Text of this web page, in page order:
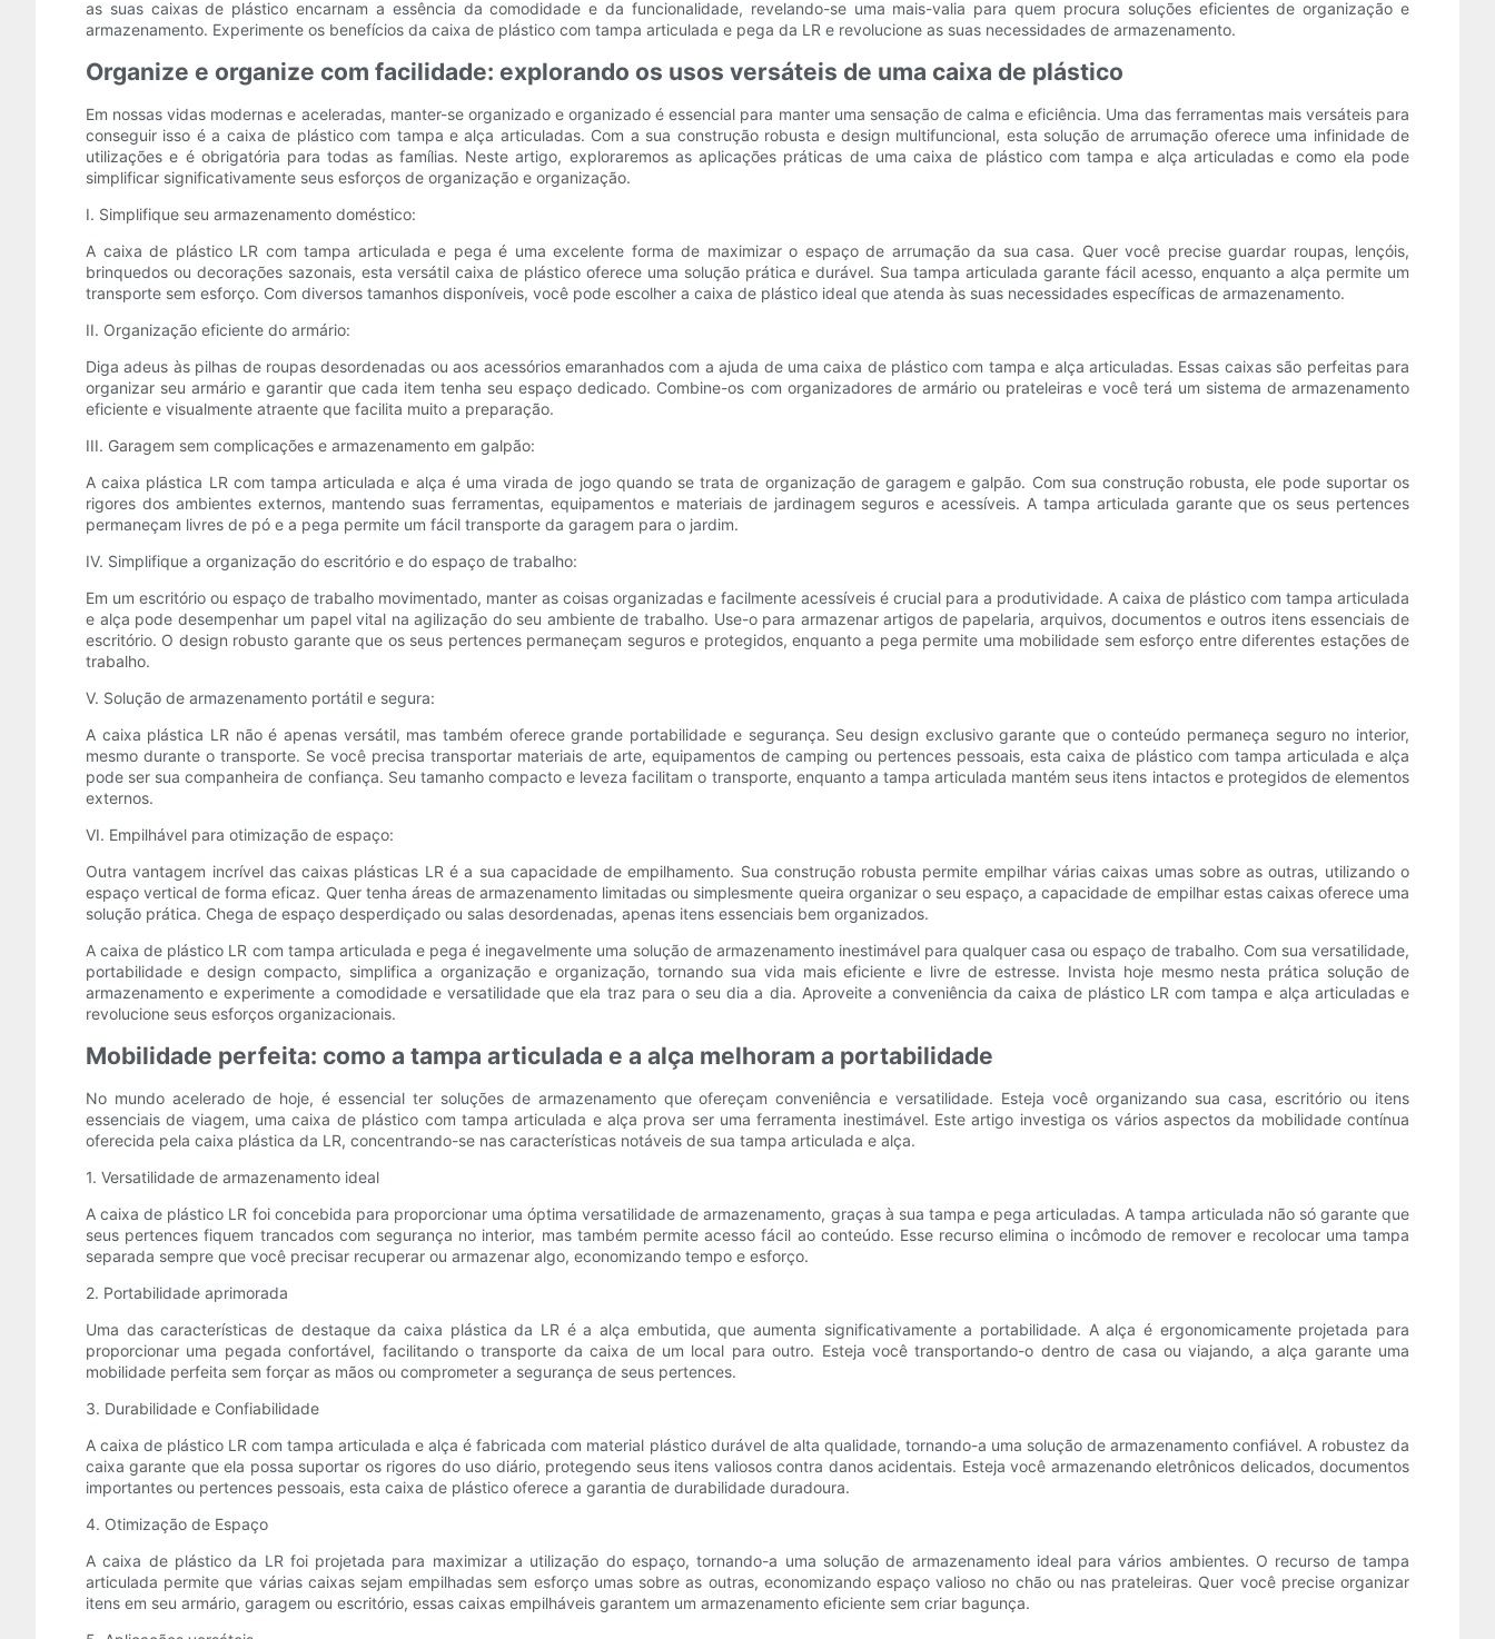
as suas caixas de plástico encarnam a essência da comodidade e da funcionalidade, revelando-se uma mais-valia para quem procura soluções eficientes de organização e
armazenamento. Experimente os benefícios da caixa de plástico com tampa articulada e pega da LR e revolucione as suas necessidades de armazenamento.
Organize e organize com facilidade: explorando os usos versáteis de uma caixa de plástico
Em nossas vidas modernas e aceleradas, manter-se organizado e organizado é essencial para manter uma sensação de calma e eficiência. Uma das ferramentas mais versáteis para
conseguir isso é a caixa de plástico com tampa e alça articuladas. Com a sua construção robusta e design multifuncional, esta solução de arrumação oferece uma infinidade de
utilizações e é obrigatória para todas as famílias. Neste artigo, exploraremos as aplicações práticas de uma caixa de plástico com tampa e alça articuladas e como ela pode
simplificar significativamente seus esforços de organização e organização.
I. Simplifique seu armazenamento doméstico:
A caixa de plástico LR com tampa articulada e pega é uma excelente forma de maximizar o espaço de arrumação da sua casa. Quer você precise guardar roupas, lençóis,
brinquedos ou decorações sazonais, esta versátil caixa de plástico oferece uma solução prática e durável. Sua tampa articulada garante fácil acesso, enquanto a alça permite um
transporte sem esforço. Com diversos tamanhos disponíveis, você pode escolher a caixa de plástico ideal que atenda às suas necessidades específicas de armazenamento.
II. Organização eficiente do armário:
Diga adeus às pilhas de roupas desordenadas ou aos acessórios emaranhados com a ajuda de uma caixa de plástico com tampa e alça articuladas. Essas caixas são perfeitas para
organizar seu armário e garantir que cada item tenha seu espaço dedicado. Combine-os com organizadores de armário ou prateleiras e você terá um sistema de armazenamento
eficiente e visualmente atraente que facilita muito a preparação.
III. Garagem sem complicações e armazenamento em galpão:
A caixa plástica LR com tampa articulada e alça é uma virada de jogo quando se trata de organização de garagem e galpão. Com sua construção robusta, ele pode suportar os
rigores dos ambientes externos, mantendo suas ferramentas, equipamentos e materiais de jardinagem seguros e acessíveis. A tampa articulada garante que os seus pertences
permaneçam livres de pó e a pega permite um fácil transporte da garagem para o jardim.
IV. Simplifique a organização do escritório e do espaço de trabalho:
Em um escritório ou espaço de trabalho movimentado, manter as coisas organizadas e facilmente acessíveis é crucial para a produtividade. A caixa de plástico com tampa articulada
e alça pode desempenhar um papel vital na agilização do seu ambiente de trabalho. Use-o para armazenar artigos de papelaria, arquivos, documentos e outros itens essenciais de
escritório. O design robusto garante que os seus pertences permaneçam seguros e protegidos, enquanto a pega permite uma mobilidade sem esforço entre diferentes estações de
trabalho.
V. Solução de armazenamento portátil e segura:
A caixa plástica LR não é apenas versátil, mas também oferece grande portabilidade e segurança. Seu design exclusivo garante que o conteúdo permaneça seguro no interior,
mesmo durante o transporte. Se você precisa transportar materiais de arte, equipamentos de camping ou pertences pessoais, esta caixa de plástico com tampa articulada e alça
pode ser sua companheira de confiança. Seu tamanho compacto e leveza facilitam o transporte, enquanto a tampa articulada mantém seus itens intactos e protegidos de elementos
externos.
VI. Empilhável para otimização de espaço:
Outra vantagem incrível das caixas plásticas LR é a sua capacidade de empilhamento. Sua construção robusta permite empilhar várias caixas umas sobre as outras, utilizando o
espaço vertical de forma eficaz. Quer tenha áreas de armazenamento limitadas ou simplesmente queira organizar o seu espaço, a capacidade de empilhar estas caixas oferece uma
solução prática. Chega de espaço desperdiçado ou salas desordenadas, apenas itens essenciais bem organizados.
A caixa de plástico LR com tampa articulada e pega é inegavelmente uma solução de armazenamento inestimável para qualquer casa ou espaço de trabalho. Com sua versatilidade,
portabilidade e design compacto, simplifica a organização e organização, tornando sua vida mais eficiente e livre de estresse. Invista hoje mesmo nesta prática solução de
armazenamento e experimente a comodidade e versatilidade que ela traz para o seu dia a dia. Aproveite a conveniência da caixa de plástico LR com tampa e alça articuladas e
revolucione seus esforços organizacionais.
Mobilidade perfeita: como a tampa articulada e a alça melhoram a portabilidade
No mundo acelerado de hoje, é essencial ter soluções de armazenamento que ofereçam conveniência e versatilidade. Esteja você organizando sua casa, escritório ou itens
essenciais de viagem, uma caixa de plástico com tampa articulada e alça prova ser uma ferramenta inestimável. Este artigo investiga os vários aspectos da mobilidade contínua
oferecida pela caixa plástica da LR, concentrando-se nas características notáveis ​​de sua tampa articulada e alça.
1. Versatilidade de armazenamento ideal
A caixa de plástico LR foi concebida para proporcionar uma óptima versatilidade de armazenamento, graças à sua tampa e pega articuladas. A tampa articulada não só garante que
seus pertences fiquem trancados com segurança no interior, mas também permite acesso fácil ao conteúdo. Esse recurso elimina o incômodo de remover e recolocar uma tampa
separada sempre que você precisar recuperar ou armazenar algo, economizando tempo e esforço.
2. Portabilidade aprimorada
Uma das características de destaque da caixa plástica da LR é a alça embutida, que aumenta significativamente a portabilidade. A alça é ergonomicamente projetada para
proporcionar uma pegada confortável, facilitando o transporte da caixa de um local para outro. Esteja você transportando-o dentro de casa ou viajando, a alça garante uma
mobilidade perfeita sem forçar as mãos ou comprometer a segurança de seus pertences.
3. Durabilidade e Confiabilidade
A caixa de plástico LR com tampa articulada e alça é fabricada com material plástico durável de alta qualidade, tornando-a uma solução de armazenamento confiável. A robustez da
caixa garante que ela possa suportar os rigores do uso diário, protegendo seus itens valiosos contra danos acidentais. Esteja você armazenando eletrônicos delicados, documentos
importantes ou pertences pessoais, esta caixa de plástico oferece a garantia de durabilidade duradoura.
4. Otimização de Espaço
A caixa de plástico da LR foi projetada para maximizar a utilização do espaço, tornando-a uma solução de armazenamento ideal para vários ambientes. O recurso de tampa
articulada permite que várias caixas sejam empilhadas sem esforço umas sobre as outras, economizando espaço valioso no chão ou nas prateleiras. Quer você precise organizar
itens em seu armário, garagem ou escritório, essas caixas empilháveis ​​garantem um armazenamento eficiente sem criar bagunça.